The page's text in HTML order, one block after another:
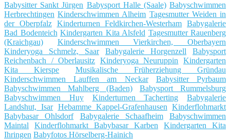
Babysitter Sankt Jürgen Babysport Halle (Saale) Babyschwimmen
Herbrechtingen Kinderschwimmen Alheim Tagesmutter Weiden in
der Oberpfalz
Kinderturnen Feldkirchen-Westerham Babygalerie
Bad Bodenteich Kindergarten Kita Alsfeld Tagesmutter Rauenberg
(Kraichgau)
Kinderschwimmen Vierkirchen, Oberbayern
Kinderyoga Schmelz, Saar
Babygalerie Horgenzell
Babysport
Reichenbach / Oberlausitz Kinderyoga Neuruppin
Kindergarten
Kita Kierspe
Musikalische Früherziehung Gründau
Kinderschwimmen Lauffen am Neckar
Babysitter Pyrbaum
Babyschwimmen Mahlberg (Baden)
Babysport Rummelsburg
Babyschwimmen Huy
Kinderturnen Tacherting
Babygalerie
Landshut, Isar Hebamme Kappel-Grafenhausen Kinderflohmarkt
Babybasar Ohlsdorf
Babygalerie Schaafheim
Babyschwimmen
Maintal
Kinderflohmarkt Babybasar Karben
Kindergarten Kita
Ihringen Babyfotos Hörselberg-Hainich